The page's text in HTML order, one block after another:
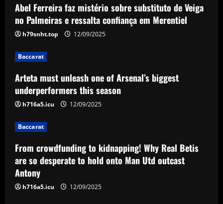
Baccarat
Arteta must unleash one of Arsenal’s
biggest underperformers this season
From crowdfunding to kidnapping! Why
Real Betis are so desperate to hold
England Euro 2024 Squad: Southgate
leaves out Rashford & Sterling
Abel Ferreira faz mistério sobre substituto de Veiga
no Palmeiras e ressalta confiança em Merentiel
h79snht.top 12/09/2025
Baccarat
Arteta must unleash one of Arsenal’s biggest
underperformers this season
h716a5.icu 12/09/2025
Baccarat
From crowdfunding to kidnapping! Why Real Betis
are so desperate to hold onto Man Utd outcast
Antony
h716a5.icu 12/09/2025